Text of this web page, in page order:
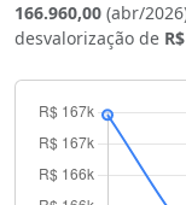
166.960,00 (abr/
desvalorização de